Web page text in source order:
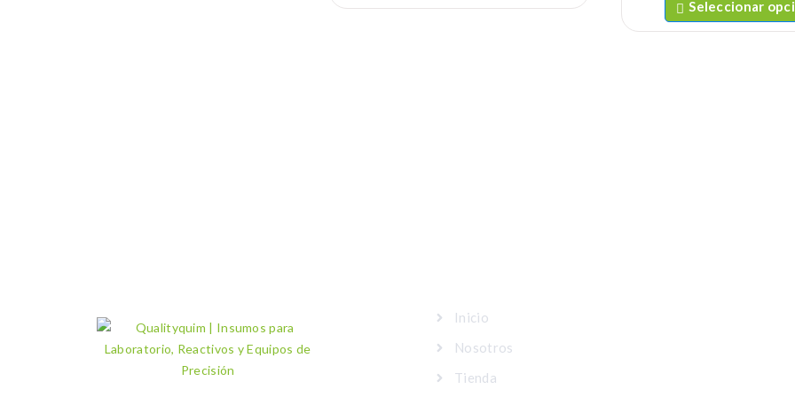
Seleccionar
Inicio
Nosotros
Tienda